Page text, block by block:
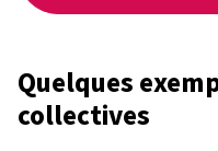
Quelques
collectives